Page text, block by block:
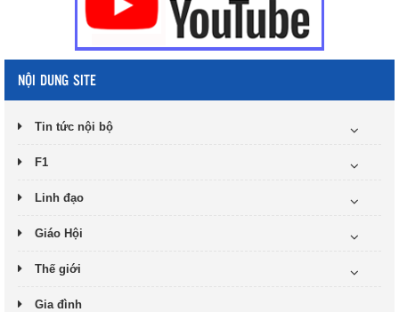
NỘI DUNG SITE
Tin tức nội bộ
F1
Linh đạo
Giáo Hội
Thế giới
Gia đình